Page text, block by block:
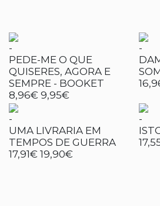
-
PEDE-ME O QUE
QUISERES, AGORA E
SEMPRE - BOOKET
8,96€ 9,95€
-
-
UMA LIVRARIA EM
TEMPOS DE GUERRA
17,91€ 19,90€
-